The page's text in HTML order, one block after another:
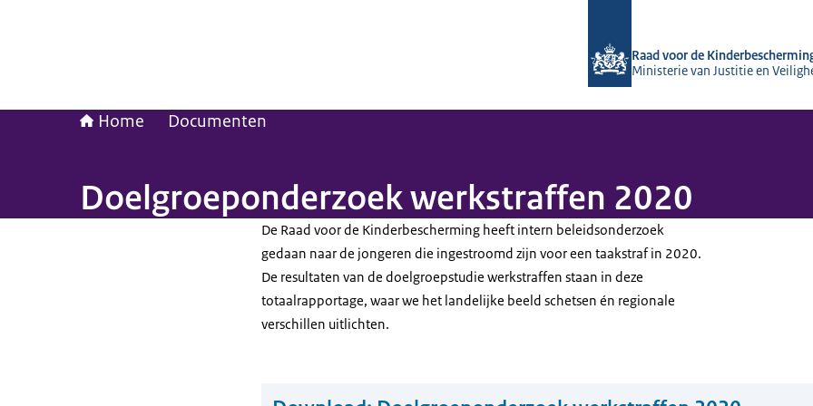
Raad voor de
Ministerie van Justitie en
Home Documenten
Doelgroeponderzoek werkstraffen 2020
De Raad voor de Kinderbescherming heeft intern beleidsonderzoek
gedaan naar de jongeren die ingestroomd zijn voor een taakstraf in 2020.
De resultaten van de doelgroepstudie werkstraffen staan in deze
totaalrapportage, waar we het landelijke beeld schetsen én regionale
verschillen uitlichten.